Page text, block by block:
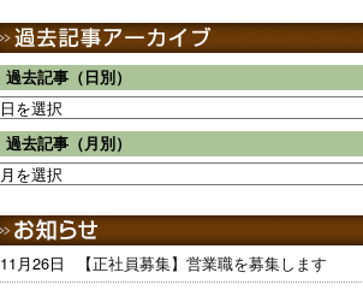
過去記事（日別）
過去記事（月別）
11月26日 【正社員募集】営業職を募集します